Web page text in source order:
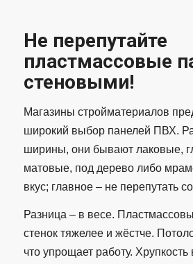
Не перепутайте
пластмассовые
стеновыми!
Магазины стройматериалов
широкий выбор панелей ПВХ.
ширины, они бывают лаковые,
матовые, под дерево либо
вкус; главное – не перепутать
Разница – в весе.
стенок тяжелее и жёстче.
что упрощает работу.